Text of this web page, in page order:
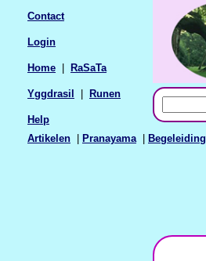
Artikelen Pranayama| Begeleiding
Contact
Login
Home RaSaTa
Yggdrasil Runen
Help